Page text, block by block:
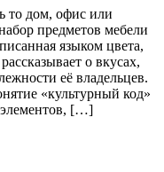
то дом, офис или
предметов мебели
языком цвета,
о вкусах,
её владельцев.
«культурный код»
элементов, […]